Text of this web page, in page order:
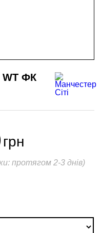
WT ФК
грн
протягом 2-3 днів)